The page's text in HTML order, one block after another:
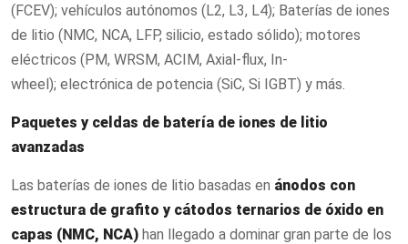
(FCEV); vehículos autónomos (L2, L3, L4); Baterías de iones
de litio (NMC, NCA, LFP, silicio, estado sólido); motores
eléctricos (PM, WRSM, ACIM, Axial-flux, In-
wheel); electrónica de potencia (SiC, Si IGBT) y más.
Paquetes y celdas de batería de iones de litio
avanzadas
Las baterías de iones de litio basadas en ánodos con
estructura de grafito y cátodos ternarios de óxido en
capas (NMC, NCA) han llegado a dominar gran parte de los